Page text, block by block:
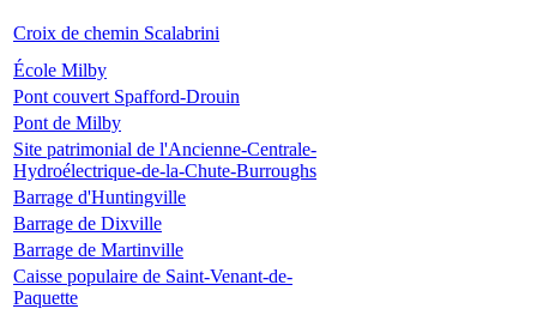
Croix de chemin Scalabrini
École Milby
Pont couvert Spafford-Drouin
Pont de Milby
Site patrimonial de l'Ancienne-Centrale-
Hydroélectrique-de-la-Chute-Burroughs
Barrage d'Huntingville
Barrage de Dixville
Barrage de Martinville
Caisse populaire de Saint-Venant-de-
Paquette